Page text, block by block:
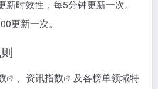
时效性，每5分钟更新一次。
更新一次。
、 资讯指数
及各榜单领域特